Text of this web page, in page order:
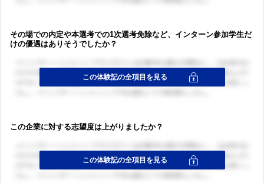
その場での内定や本選考での1次選考免除など、インターン参加学生だ
けの優遇はありそうでしたか？
この企業に対する志望度は上がりましたか？